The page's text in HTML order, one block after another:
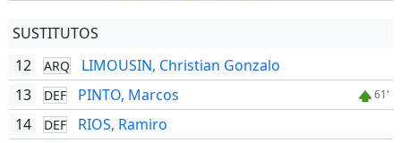
SUSTITUTOS
12
ARQ
LIMOUSIN, Christian Gonzalo
13
DEF PINTO, Marcos 61'
14 DEF
RIOS, Ramiro